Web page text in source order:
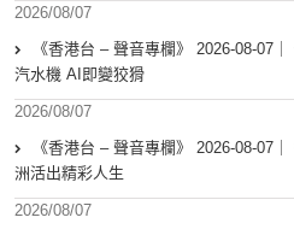
2026/08/07
《香港台 – 聲音專欄》 2026-08-07
汽水機 AI即變狡猾
2026/08/07
《香港台 – 聲音專欄》 2026-08-07
洲活出精彩人生
2026/08/07